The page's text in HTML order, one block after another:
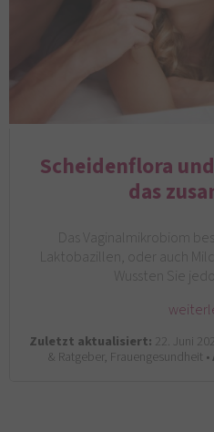
Scheidenflora
das
Das Vaginalmikrobiom
Laktobazillen, oder auch
Wussten Sie
Zuletzt aktualisiert: 22. Juni
& Ratgeber, Frauengesundheit •